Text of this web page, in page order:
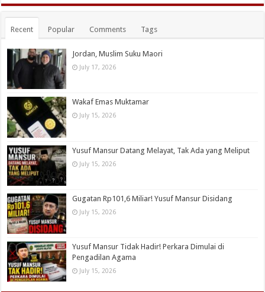
Recent Popular Comments Tags
Jordan, Muslim Suku Maori
July 17, 2026
Wakaf Emas Muktamar
July 15, 2026
Yusuf Mansur Datang Melayat, Tak Ada yang Meliput
July 15, 2026
Gugatan Rp101,6 Miliar! Yusuf Mansur Disidang
July 15, 2026
Yusuf Mansur Tidak Hadir! Perkara Dimulai di
Pengadilan Agama
July 15, 2026